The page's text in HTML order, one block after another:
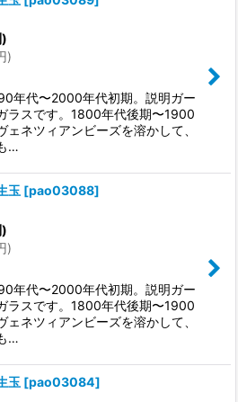
)
年代〜2000年代初期。説明ガー
ラスです。1800年代後期〜1900
ェネツィアンビーズを溶かして、
…
玉 [pao03088]
)
年代〜2000年代初期。説明ガー
ラスです。1800年代後期〜1900
ェネツィアンビーズを溶かして、
…
玉 [pao03084]